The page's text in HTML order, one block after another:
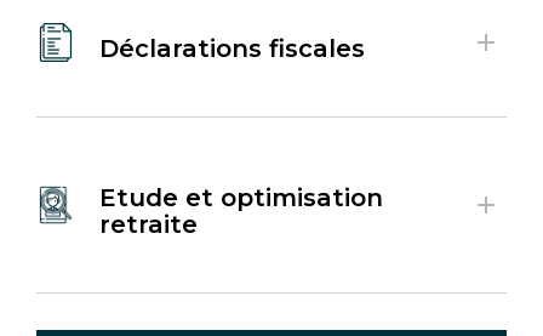
Déclarations fiscales
Etude et optimisation
retraite